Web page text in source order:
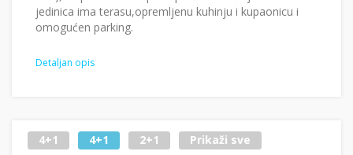
jedinica ima terasu,opremljenu kuhinju i kupaonicu i
omogućen parking.
Detaljan opis
4+1 4+1 2+1 Prikaži sve